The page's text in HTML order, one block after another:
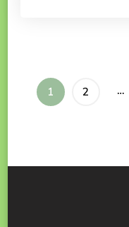
Baca
Paginasi
HALAMAN
1 2 …